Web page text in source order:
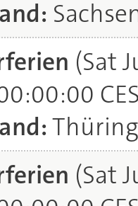
(Sat
(Sat